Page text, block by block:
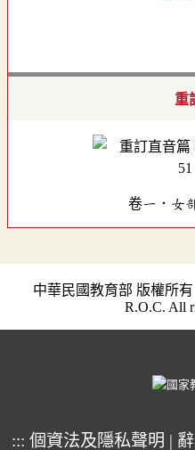
重
卷一．女
中華民國教育部 版權所有
R.O.C. All
::: 個資法及隱私聲明 |